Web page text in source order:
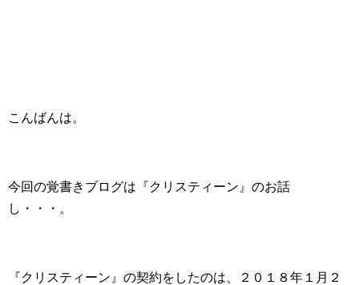
こんばんは。
今回の覚書きブログは『クリスティーン』のお話
し・・・。
『クリスティーン』の契約をしたのは、２０１８年１月２